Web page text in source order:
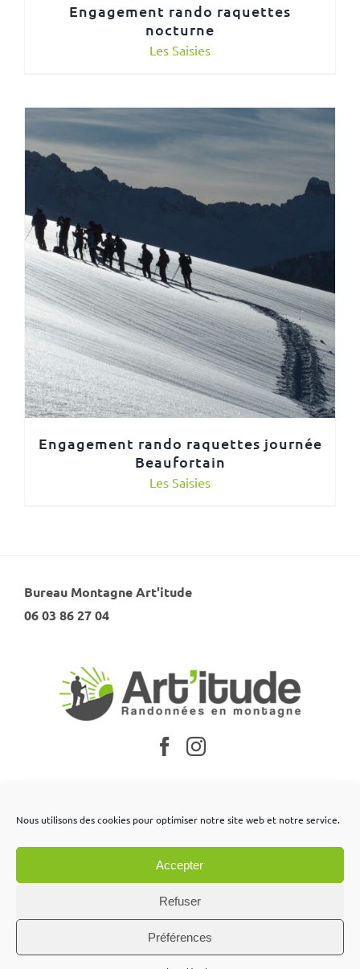
Nous utilisons des cookies pour optimiser notre site web et notre service.
Accepter
Refuser
Préférences
Engagement rando raquettes
nocturne
Les Saisies
Engagement rando raquettes journée
Beaufortain
Les Saisies
Bureau Montagne Art'itude
06 03 86 27 04
Nos partenaires
Conditions générales de vente